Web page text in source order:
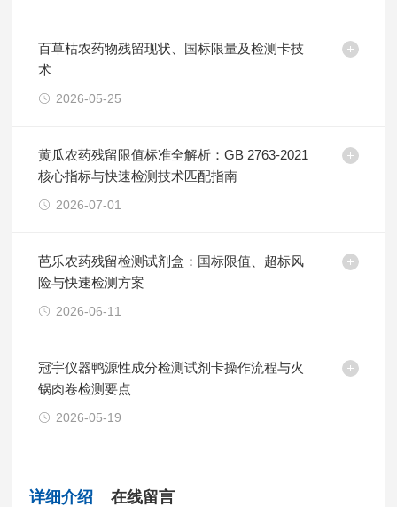
百草枯农药物残留现状、国标限量及检测卡技
术
2026-05-25
黄瓜农药残留限值标准全解析：GB 2763-2021
核心指标与快速检测技术匹配指南
2026-07-01
芭乐农药残留检测试剂盒：国标限值、超标风
险与快速检测方案
2026-06-11
冠宇仪器鸭源性成分检测试剂卡操作流程与火
锅肉卷检测要点
2026-05-19
详细介绍 在线留言